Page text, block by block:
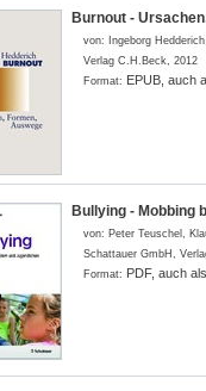
Burnout -
von:
Ingeborg Hedderich
Verlag C.H.Beck, 2012
Format: EPUB, auch
Bullying - Mobbing
von: Peter Teuschel,
Schattauer GmbH,
Format: PDF, auch